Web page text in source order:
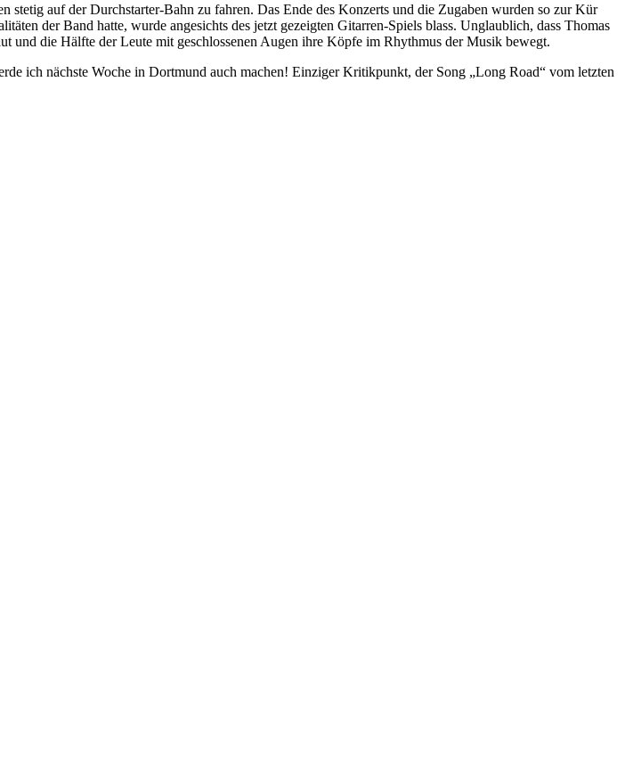
stetig auf der Durchstarter-Bahn zu fahren. Das Ende des Konzerts und die Zugaben wurden so zur Kür
der Band hatte, wurde angesichts des jetzt gezeigten Gitarren-Spiels blass. Unglaublich, dass Thomas
und die Hälfte der Leute mit geschlossenen Augen ihre Köpfe im Rhythmus der Musik bewegt.
ich nächste Woche in Dortmund auch machen! Einziger Kritikpunkt, der Song „Long Road“ vom letzten